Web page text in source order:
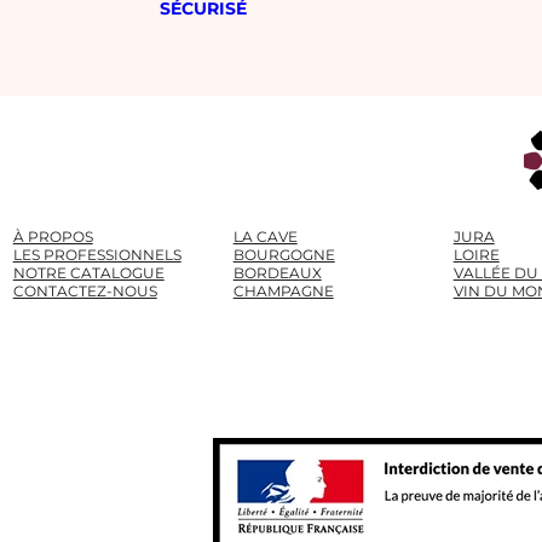
SÉCURISÉ
À PROPOS
LES PROFESSIONNELS
NOTRE CATALOGUE
CONTACTEZ-NOUS
LA CAVE
BOURGOGNE
BORDEAUX
CHAMPAGNE
JURA
LOIRE
VALLÉE DU
VIN DU